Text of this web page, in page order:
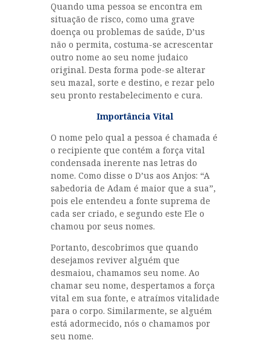
Quando uma pessoa se encontra em
situação de risco, como uma grave
doença ou problemas de saúde, D’us
não o permita, costuma-se acrescentar
outro nome ao seu nome judaico
original. Desta forma pode-se alterar
seu mazal, sorte e destino, e rezar pelo
seu pronto restabelecimento e cura.
Importância Vital
O nome pelo qual a pessoa é chamada é
o recipiente que contém a força vital
condensada inerente nas letras do
nome. Como disse o D’us aos Anjos: “A
sabedoria de Adam é maior que a sua”,
pois ele entendeu a fonte suprema de
cada ser criado, e segundo este Ele o
chamou por seus nomes.
Portanto, descobrimos que quando
desejamos reviver alguém que
desmaiou, chamamos seu nome. Ao
chamar seu nome, despertamos a força
vital em sua fonte, e atraímos vitalidade
para o corpo. Similarmente, se alguém
está adormecido, nós o chamamos por
seu nome.